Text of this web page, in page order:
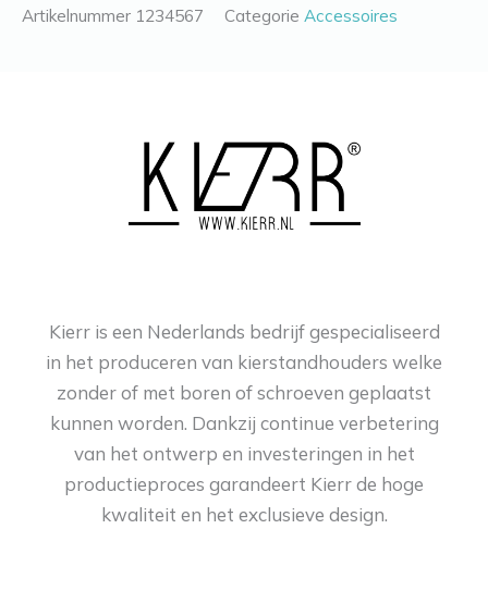
Artikelnummer 1234567 Categorie Accessoires
Kierr is een Nederlands bedrijf gespecialiseerd
in het produceren van kierstandhouders welke
zonder of met boren of schroeven geplaatst
kunnen worden. Dankzij continue verbetering
van het ontwerp en investeringen in het
productieproces garandeert Kierr de hoge
kwaliteit en het exclusieve design.